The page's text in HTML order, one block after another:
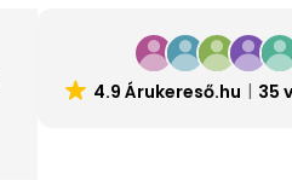
4.9 Árukereső.hu 35